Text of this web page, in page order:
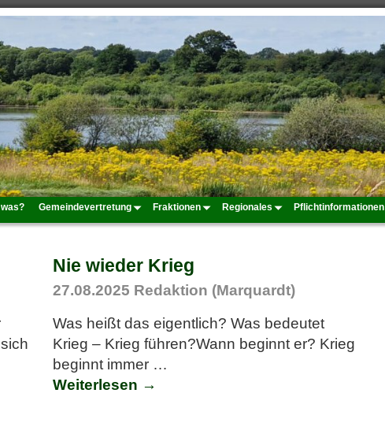
Gemeindevertretung Fraktionen Regionales Pflichtinformationen
Nie wieder Krieg
27.08.2025 Redaktion (Marquardt)
Was heißt das eigentlich? Was bedeutet
Krieg – Krieg führen?Wann beginnt er? Krieg
beginnt immer …
Weiterlesen →